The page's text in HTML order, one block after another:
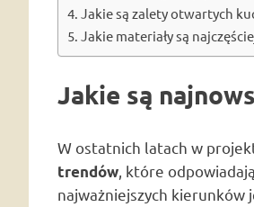
Jakie są zalety otwartych
Jakie materiały są
Jakie są
W ostatnich latach w
trendów, które
najważniejszych kierunków